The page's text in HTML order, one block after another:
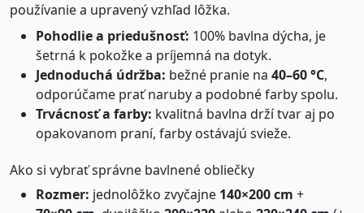
používanie a upravený vzhľad lôžka.
Pohodlie a priedušnosť: 100% bavlna dýcha, je
šetrná k pokožke a príjemná na dotyk.
Jednoduchá údržba: bežné pranie na 40–60 °C,
odporúčame prať naruby a podobné farby spolu.
Trvácnosť a farby: kvalitná bavlna drží tvar aj po
opakovanom praní, farby ostávajú svieže.
Ako si vybrať správne bavlnené obliečky
Rozmer: jednolôžko zvyčajne 140×200 cm +